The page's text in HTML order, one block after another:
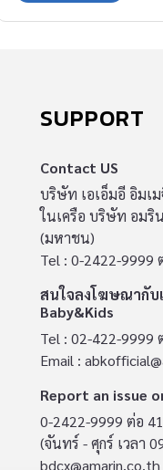
SUPPORT
Contact US
บริษัท เอเอ็มอี อิมเ
ในเครือ บริษัท อมริ
(มหาชน)
Tel : 0-2422-9999
สนใจลงโฆษณากับ
Baby&Kids
Tel : 02-422-9999
Email :
Report an issue
0-2422-9999 ต่อ
(จันทร์ - ศุกร์ เวลา
bdcx@amarin.co.th